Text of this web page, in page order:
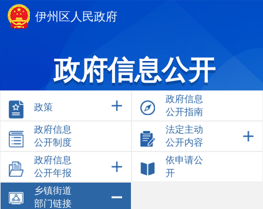
伊州区人民政府
政府信息公开
政策
政府信息
公开指南
政府信息
公开制度
法定主动
公开内容
政府信息
公开年报
依申请公
开
乡镇街道
部门链接